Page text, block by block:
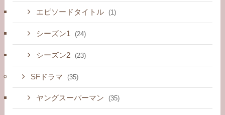
エピソードタイトル (1)
シーズン1 (24)
シーズン2 (23)
SFドラマ (35)
ヤングスーパーマン (35)